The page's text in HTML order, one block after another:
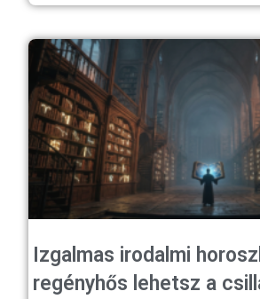
Izgalmas irodalmi
regényhős lehetsz a